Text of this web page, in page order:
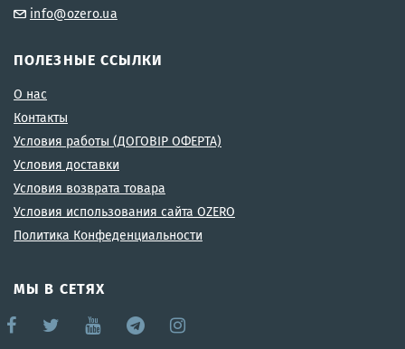
info@ozero.ua
ПОЛЕЗНЫЕ ССЫЛКИ
О нас
Контакты
Условия работы (ДОГОВІР ОФЕРТА)
Условия доставки
Условия возврата товара
Условия использования сайта OZERO
Политика Конфеденциальности
МЫ В СЕТЯХ